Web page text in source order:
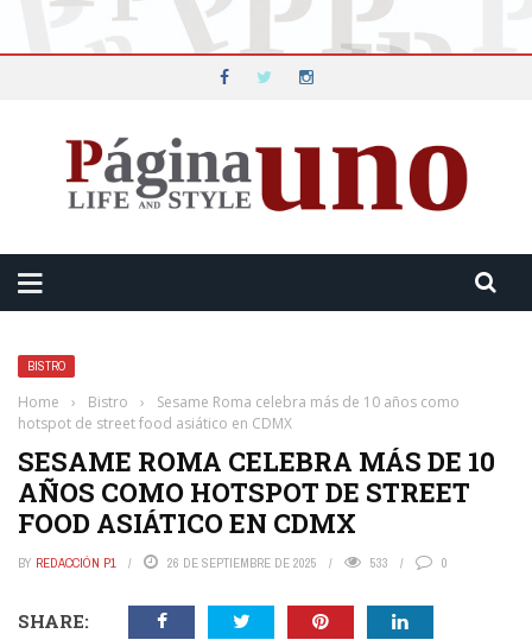
BISTRO
Home › Bistro ›
Sesame Roma celebra más de 10 años como
hotspot de street food asiático en CDMX
SESAME ROMA CELEBRA MÁS DE 10
AÑOS COMO HOTSPOT DE STREET
FOOD ASIÁTICO EN CDMX
BY REDACCIÓN P1 26 DE SEPTIEMBRE DE 2025 533 0
SHARE: